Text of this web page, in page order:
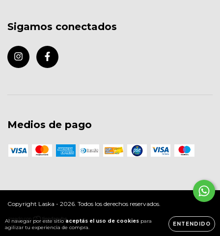
Al navegar por este sitioaceptás el uso de cookies para
agilizar tu experiencia de compra.
ENTENDIDO
Sigamos conectados
Medios de pago
Copyright Laska - 2026. Todos los derechos reservados.